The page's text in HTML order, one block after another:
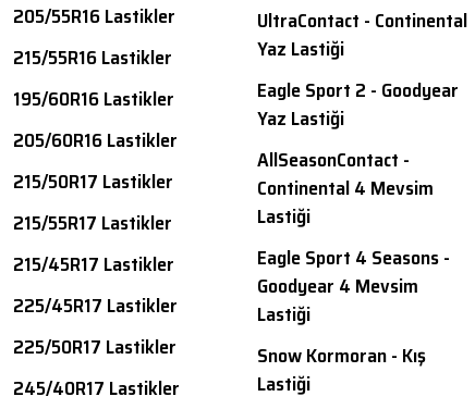
205/55R16 Lastikler
215/55R16 Lastikler
195/60R16 Lastikler
205/60R16 Lastikler
215/50R17 Lastikler
215/55R17 Lastikler
215/45R17 Lastikler
225/45R17 Lastikler
225/50R17 Lastikler
245/40R17 Lastikler
UltraContact - Continental
Yaz Lastiği
Eagle Sport 2 - Goodyear
Yaz Lastiği
AllSeasonContact -
Continental 4 Mevsim
Lastiği
Eagle Sport 4 Seasons -
Goodyear 4 Mevsim
Lastiği
Snow Kormoran - Kış
Lastiği